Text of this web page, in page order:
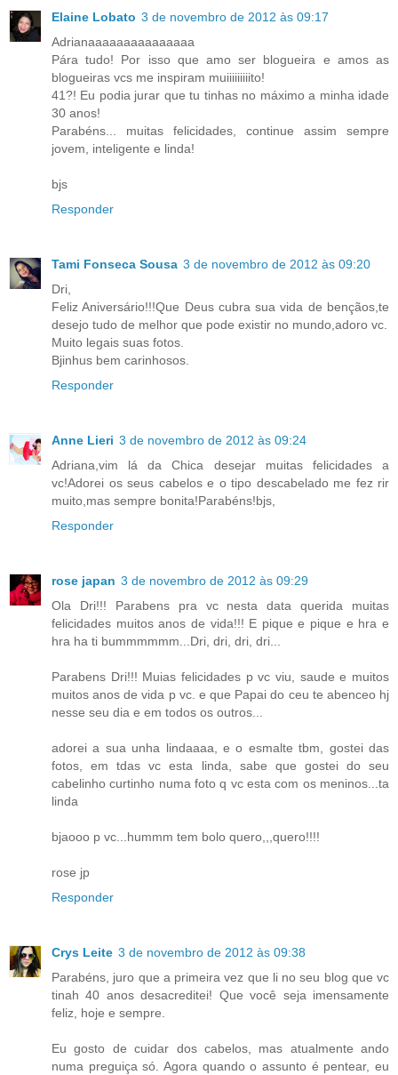
Elaine Lobato 3 de novembro de 2012 às 09:17
Adrianaaaaaaaaaaaaaaa
Pára tudo! Por isso que amo ser blogueira e amos as
blogueiras vcs me inspiram muiiiiiiiiito!
41?! Eu podia jurar que tu tinhas no máximo a minha idade
30 anos!
Parabéns... muitas felicidades, continue assim sempre
jovem, inteligente e linda!
bjs
Responder
Tami Fonseca Sousa 3 de novembro de 2012 às 09:20
Dri,
Feliz Aniversário!!!Que Deus cubra sua vida de bençãos,te
desejo tudo de melhor que pode existir no mundo,adoro vc.
Muito legais suas fotos.
Bjinhus bem carinhosos.
Responder
Anne Lieri 3 de novembro de 2012 às 09:24
Adriana,vim lá da Chica desejar muitas felicidades a
vc!Adorei os seus cabelos e o tipo descabelado me fez rir
muito,mas sempre bonita!Parabéns!bjs,
Responder
rose japan 3 de novembro de 2012 às 09:29
Ola Dri!!! Parabens pra vc nesta data querida muitas
felicidades muitos anos de vida!!! E pique e pique e hra e
hra ha ti bummmmmm...Dri, dri, dri, dri...
Parabens Dri!!! Muias felicidades p vc viu, saude e muitos
muitos anos de vida p vc. e que Papai do ceu te abenceo hj
nesse seu dia e em todos os outros...
adorei a sua unha lindaaaa, e o esmalte tbm, gostei das
fotos, em tdas vc esta linda, sabe que gostei do seu
cabelinho curtinho numa foto q vc esta com os meninos...ta
linda
bjaooo p vc...hummm tem bolo quero,,,quero!!!!
rose jp
Responder
Crys Leite 3 de novembro de 2012 às 09:38
Parabéns, juro que a primeira vez que li no seu blog que vc
tinah 40 anos desacreditei! Que você seja imensamente
feliz, hoje e sempre.
Eu gosto de cuidar dos cabelos, mas atualmente ando
numa preguiça só. Agora quando o assunto é pentear, eu